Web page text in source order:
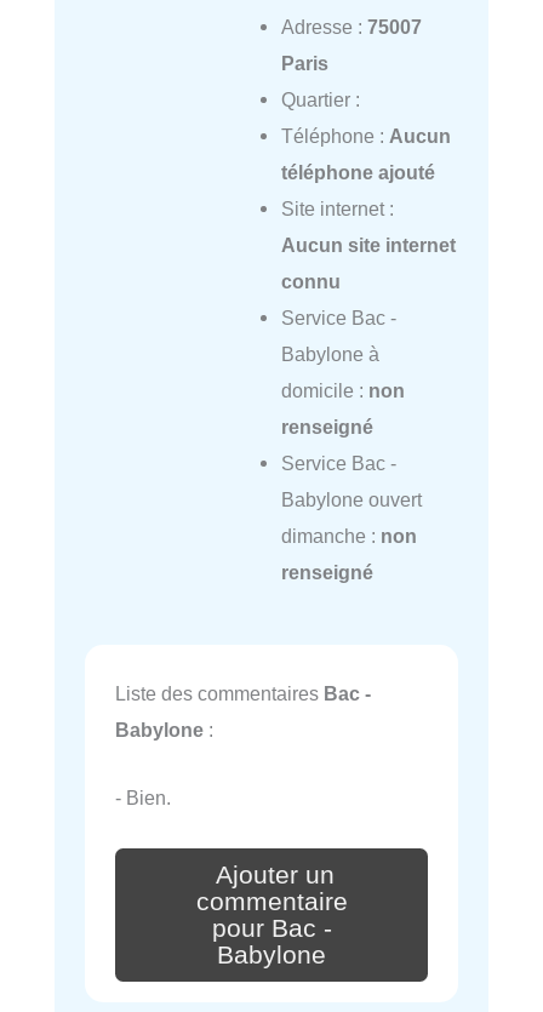
Adresse : 75007
Paris
Quartier :
Téléphone : Aucun
téléphone ajouté
Site internet :
Aucun site internet
connu
Service Bac -
Babylone à
domicile : non
renseigné
Service Bac -
Babylone ouvert
dimanche : non
renseigné
Liste des commentaires Bac -
Babylone :
- Bien.
Ajouter un
commentaire
pour Bac -
Babylone